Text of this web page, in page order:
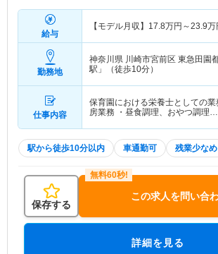
給与
【モデル月収】 17.8万円～23.9万
勤務地
神奈川県 川崎市宮前区 東急田園
駅」（徒歩10分）
仕事内容
保育園における栄養士としての
房業務 ・昼食調理、おやつ調理…
駅から徒歩10分以内 車通勤可 残業少なめ
保存する
この求人を問い合
詳細を見る